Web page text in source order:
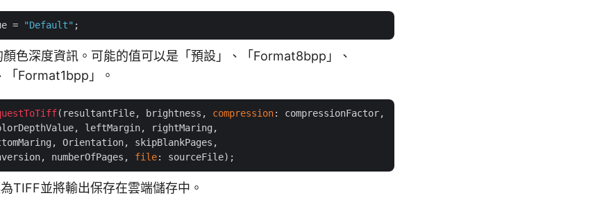
= "Default"
色深度資訊。可能的值可以是「預設」、「Format8bpp」、
「Format1bpp」。
(resultantFile, brightness, compression: compressionFactor,
leftMargin, rightMaring,
Orientation, skipBlankPages,
numberOfPages,
file
TIFF並將輸出保存在雲端儲存中。